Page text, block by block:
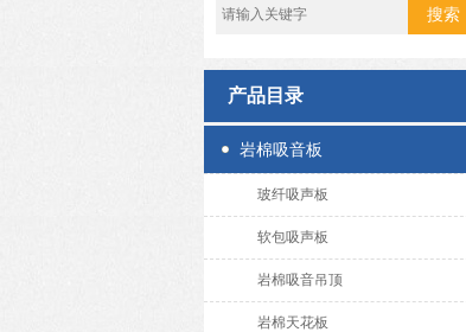
产品目录
岩棉吸音板
玻纤吸声板
软包吸声板
岩棉吸音吊顶
岩棉天花板